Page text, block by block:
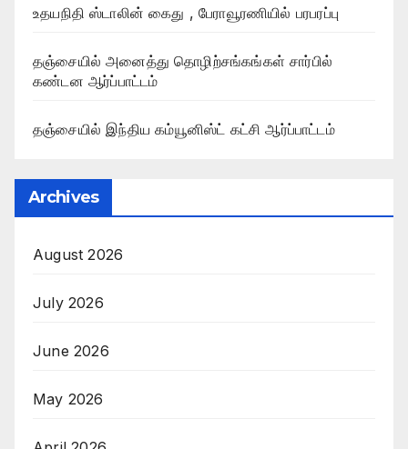
உதயநிதி ஸ்டாலின் கைது , பேராவூரணியில் பரபரப்பு
தஞ்சையில் அனைத்து தொழிற்சங்கங்கள் சார்பில்
கண்டன ஆர்ப்பாட்டம்
தஞ்சையில் இந்திய கம்யூனிஸ்ட் கட்சி ஆர்ப்பாட்டம்
Archives
August 2026
July 2026
June 2026
May 2026